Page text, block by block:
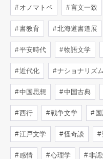
オノマトペ 言文一致
書教育 北海道書道展
平安時代 物語文学
近代化 ナショナリズム
中国思想 中国古典
西行 戦争文学 国
江戸文学 怪奇談
感情 心理学 非認